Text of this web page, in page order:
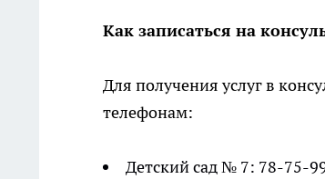
Как записаться на
Для получения услуг в
телефонам:
Детский сад № 7: 78-75-